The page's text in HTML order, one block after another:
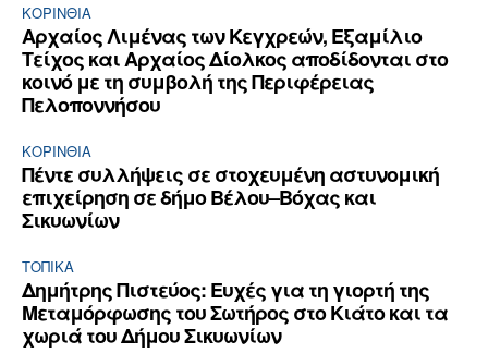
ΚΟΡΙΝΘΊΑ
Αρχαίος Λιμένας των Κεγχρεών, Εξαμίλιο
Τείχος και Aρχαίος Δίολκος αποδίδονται στο
κοινό με τη συμβολή της Περιφέρειας
Πελοποννήσου
ΚΟΡΙΝΘΊΑ
Πέντε συλλήψεις σε στοχευμένη αστυνομική
επιχείρηση σε δήμο Βέλου–Βόχας και
Σικυωνίων
ΤΟΠΙΚΑ
Δημήτρης Πιστεύος: Ευχές για τη γιορτή της
Μεταμόρφωσης του Σωτήρος στο Κιάτο και τα
χωριά του Δήμου Σικυωνίων